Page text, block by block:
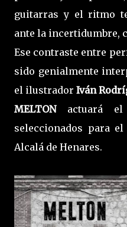
guitarras y el ritmo
ante la incertidumbre,
Ese contraste entre
sido genialmente
el ilustrador Iván
MELTONactuará el
seleccionados para
Alcalá de Henares.